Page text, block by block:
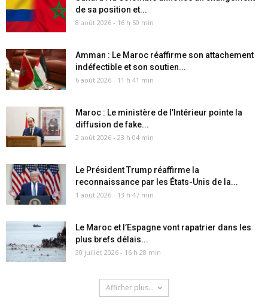
de sa position et...
8 août 2026 - 16 h 50 min
Amman : Le Maroc réaffirme son attachement
indéfectible et son soutien...
6 août 2026 - 11 h 41 min
Maroc : Le ministère de l’Intérieur pointe la
diffusion de fake...
2 août 2026 - 23 h 04 min
Le Président Trump réaffirme la
reconnaissance par les États-Unis de la...
1 août 2026 - 13 h 47 min
Le Maroc et l’Espagne vont rapatrier dans les
plus brefs délais...
30 juillet 2026 - 16 h 28 min
Afficher plus...